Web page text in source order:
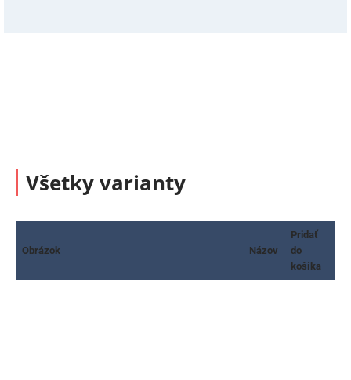
Všetky varianty
Obrázok Názov
Pridať
do
košíka